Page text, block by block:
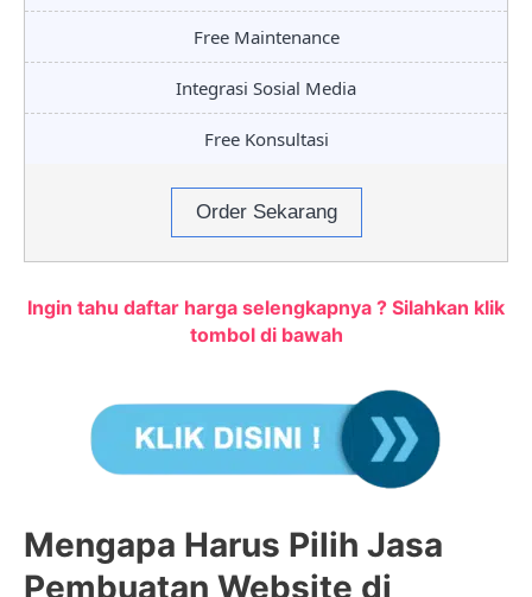
Free Maintenance
Integrasi Sosial Media
Free Konsultasi
Order Sekarang
Ingin tahu daftar harga selengkapnya ? Silahkan klik
tombol di bawah
Mengapa Harus Pilih Jasa
Pembuatan Website di